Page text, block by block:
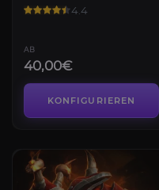
4.4
AB
40,00€
KONFIGURIEREN